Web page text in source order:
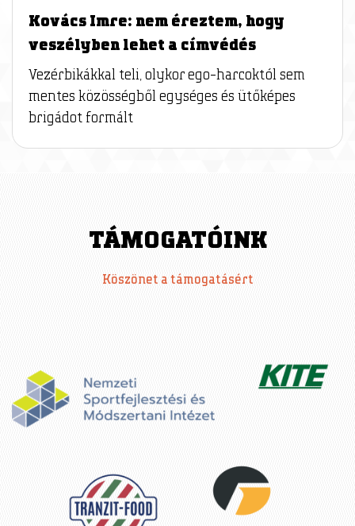
Kovács Imre: nem éreztem, hogy
veszélyben lehet a címvédés
Vezérbikákkal teli, olykor ego-harcoktól sem
mentes közösségből egységes és ütőképes
brigádot formált
TÁMOGATÓINK
Köszönet a támogatásért